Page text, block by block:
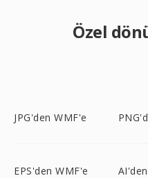
Özel
JPG'den WMF'e
EPS'den WMF'e